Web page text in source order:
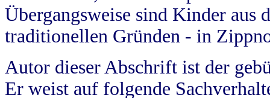
Übergangsweise sind Kinder aus
traditionellen Gründen - in
Autor dieser Abschrift ist der
Er weist auf folgende